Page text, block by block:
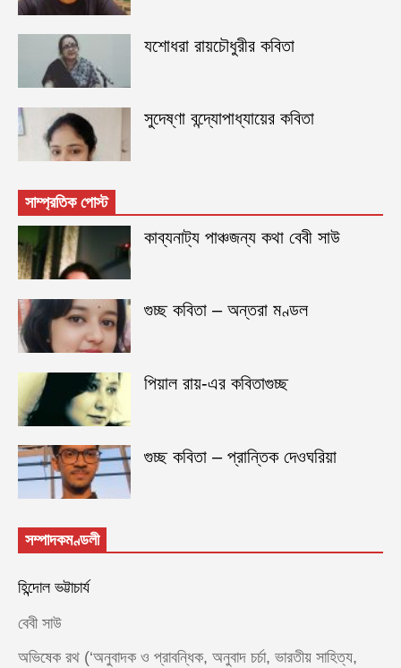
যশোধরা রায়চৌধুরীর কবিতা
সুদেষ্ণা বন্দ্যোপাধ্যায়ের কবিতা
সাম্প্রতিক পোস্ট
কাব্যনাট্য পাঞ্চজন্য কথা বেবী সাউ
গুচ্ছ কবিতা – অন্তরা মণ্ডল
পিয়াল রায়-এর কবিতাগুচ্ছ
গুচ্ছ কবিতা – প্রান্তিক দেওঘরিয়া
সম্পাদকমণ্ডলী
হিন্দোল ভট্টাচার্য
বেবী সাউ
অভিষেক রথ (‘অনুবাদক ও প্রাবন্ধিক, অনুবাদ চর্চা, ভারতীয় সাহিত্য,